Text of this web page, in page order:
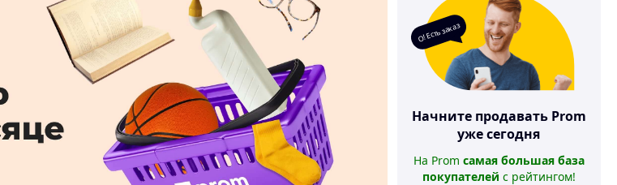
О! Есть заказ
Начните продавать Prom
уже сегодня
На Prom самая большая база
покупателей с рейтингом!